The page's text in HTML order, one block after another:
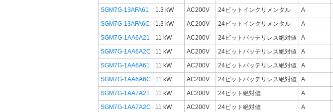
SGM7G-13AFA61
1.3 kW AC200V 24ビットインクリメンタル A
SGM7G-13AFA6C
1.3 kW AC200V 24ビットインクリメンタル A
SGM7G-1AA6A21
11 kW AC200V 24ビットバッテリレス絶対値 A
SGM7G-1AA6A2C
11 kW AC200V 24ビットバッテリレス絶対値 A
SGM7G-1AA6A61
11 kW AC200V 24ビットバッテリレス絶対値 A
SGM7G-1AA6A6C
11 kW AC200V 24ビットバッテリレス絶対値 A
SGM7G-1AA7A21
11 kW AC200V 24ビット絶対値 A
SGM7G-1AA7A2C
11 kW AC200V 24ビット絶対値 A